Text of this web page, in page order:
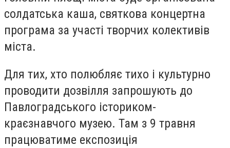
солдатська каша, святкова концертна
програма за участі творчих колективів
міста.
Для тих, хто полюбляє тихо і культурно
проводити дозвілля запрошують до
Павлоградського істориком-
краєзнавчого музею. Там з 9 травня
працюватиме експозиція